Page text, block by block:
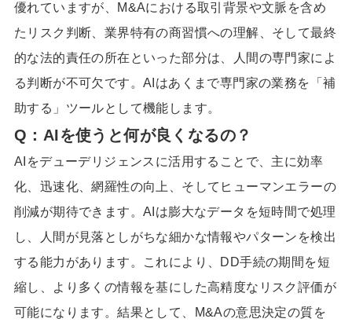
優れていますが、M&Aにおける取引背景や文脈を含め
たリスク判断、業界特有の商習慣への理解、そして最終
的な法的責任の所在といった部分は、人間の専門家によ
る判断が不可欠です。AIはあくまで専門家の業務を「補
助する」ツールとして機能します。
Q：AIを使うと何が良くなるの？
AIをデューデリジェンスに活用することで、主に効率
化、迅速化、網羅性の向上、そしてヒューマンエラーの
削減が期待できます。AIは膨大なデータを短時間で処理
し、人間が見落としがちな細かな情報やパターンを検出
する能力があります。これにより、DD手続の期間を短
縮し、より多くの情報を基にした高精度なリスク評価が
可能になります。結果として、M&Aの意思決定の質を